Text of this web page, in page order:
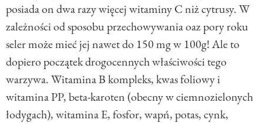
posiada on dwa razy więcej witaminy C niż cytrusy. W
zależności od sposobu przechowywania oaz pory roku
seler może mieć jej nawet do 150 mg w 100g! Ale to
dopiero początek drogocennych właściwości tego
warzywa. Witamina B kompleks, kwas foliowy i
witamina PP, beta-karoten (obecny w ciemnozielonych
łodygach), witamina E, fosfor, wapń, potas, cynk,